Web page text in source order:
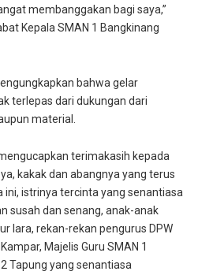
membanggakan bagi saya,”
Kepala SMAN 1 Bangkinang
bahwa gelar
terlepas dari dukungan dari
material.
terimakasih kepada
kakak dan abangnya yang terus
istrinya tercinta yang senantiasa
susah dan senang, anak-anak
lara, rekan-rekan pengurus DPW
Majelis Guru SMAN 1
Tapung yang senantiasa